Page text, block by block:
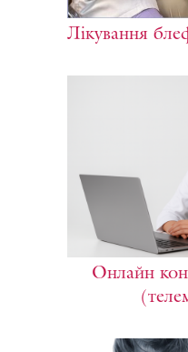
Лікування
Онлайн